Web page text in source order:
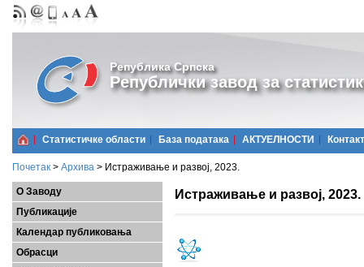
Република Српска
Републички завод за
Статистичке области Базa података АКТУЕЛНОСТИ Контакт
Почетак > Архива > Истраживање и развој, 2023.
О Заводу
Публикације
Календар публиковања
Обрасци
Истраживање и развој, 2023.